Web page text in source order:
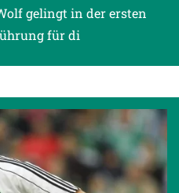
gelingt in der ersten
für di